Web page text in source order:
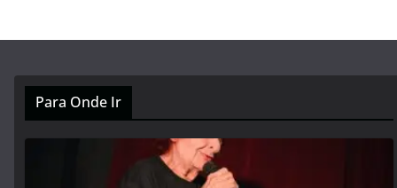
Para Onde Ir